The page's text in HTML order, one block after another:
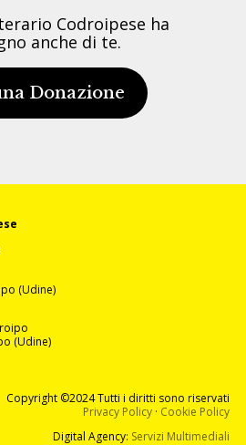
Codroipese ha
anche di te.
Donazione
(Udine)
(Udine)
Copyright ©2024Tutti i diritti sono riservati
Privacy Policy · Cookie Policy
Digital Agency: Servizi Multimediali